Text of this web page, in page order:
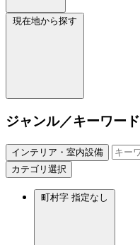
現在地から探す
ジャンル／キーワード
インテリア・室内設備
カテゴリ選択
町村字 指定なし